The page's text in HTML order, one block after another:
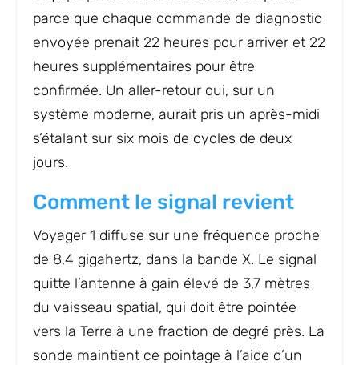
parce que chaque commande de diagnostic
envoyée prenait 22 heures pour arriver et 22
heures supplémentaires pour être
confirmée. Un aller-retour qui, sur un
système moderne, aurait pris un après-midi
s’étalant sur six mois de cycles de deux
jours.
Comment le signal revient
Voyager 1 diffuse sur une fréquence proche
de 8,4 gigahertz, dans la bande X. Le signal
quitte l’antenne à gain élevé de 3,7 mètres
du vaisseau spatial, qui doit être pointée
vers la Terre à une fraction de degré près. La
sonde maintient ce pointage à l’aide d’un